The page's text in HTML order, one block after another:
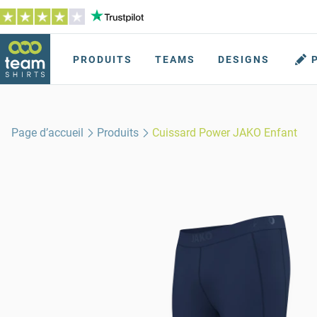
PRODUITS TEAMS DESIGNS
Page d’accueil Produits Cuissard Power JAKO Enfant